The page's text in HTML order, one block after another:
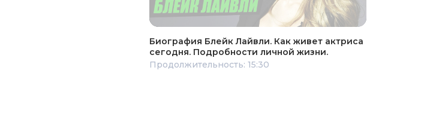
Биография Блейк Лайвли. Как живет актриса
сегодня. Подробности личной жизни.
Продолжительность: 15:30